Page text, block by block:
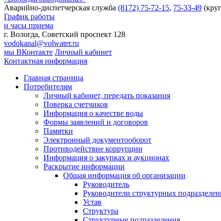
Аварийно-диспетчерская служба (8172) 75-72-15, 75-33-49
График работы
и часы приема
г. Вологда, Советский проспект 128
vodokanal@volwater.ru
мы ВКонтакте Личный кабинет
Контактная информация
Главная страница
Потребителям
Личный кабинет, передать показания
Поверка счетчиков
Информация о качестве воды
Формы заявлений и договоров
Памятки
Электронный документооборот
Противодействие коррупции
Информация о закупках и аукционах
Раскрытие информации
Общая информация об организации
Руководитель
Руководители структурных
Устав
Структура